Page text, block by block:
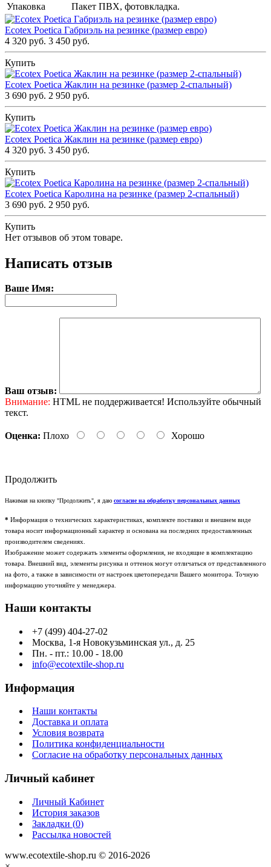
Упаковка
Пакет ПВХ, фотовкладка.
Ecotex Poetica Габриэль на резинке (размер евро)
4 320 руб. 3 450 руб.
Купить
Ecotex Poetica Жаклин на резинке (размер 2-спальный)
3 690 руб. 2 950 руб.
Купить
Ecotex Poetica Жаклин на резинке (размер евро)
4 320 руб. 3 450 руб.
Купить
Ecotex Poetica Каролина на резинке (размер 2-спальный)
3 690 руб. 2 950 руб.
Купить
Нет отзывов об этом товаре.
Написать отзыв
Ваше Имя:
Ваш отзыв:
Внимание: HTML не поддерживается! Используйте обычный
текст.
Оценка: Плохо Хорошо
Продолжить
Нажимая на кнопку "Продолжить", я даю согласие на обработку персональных данных
* Информация о технических характеристиках, комплекте поставки и внешнем виде
товара носит информационный характер и основана на последних предоставленных
производителем сведениях.
Изображение может содержать элементы оформления, не входящие в комплектацию
товара. Внешний вид, элементы рисунка и оттенок могут отличаться от представленного
на фото, а также в зависимости от настроек цветопередачи Вашего монитора. Точную
информацию уточняйте у менеджера.
Наши контакты
+7 (499) 404-27-02
Москва, 1-я Новокузьминская ул., д. 25
Пн. - пт.: 10.00 - 18.00
info@ecotextile-shop.ru
Информация
Наши контакты
Доставка и оплата
Условия возврата
Политика конфиденциальности
Согласие на обработку персональных данных
Личный кабинет
Личный Кабинет
История заказов
Закладки (0)
Рассылка новостей
www.ecotextile-shop.ru © 2016-2026